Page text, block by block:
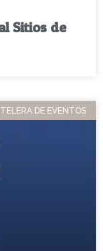
Sitios de
DE EVENTOS